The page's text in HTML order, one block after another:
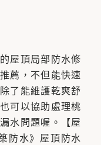
屋頂局部防水修
薦，不但能快速
了能維護乾爽舒
可以協助處理桃
水問題喔。【屋
防水》屋頂防水